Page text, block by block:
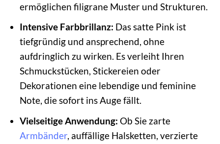
ermöglichen filigrane Muster und Strukturen.
Intensive Farbbrillanz: Das satte Pink ist
tiefgründig und ansprechend, ohne
aufdringlich zu wirken. Es verleiht Ihren
Schmuckstücken, Stickereien oder
Dekorationen eine lebendige und feminine
Note, die sofort ins Auge fällt.
Vielseitige Anwendung: Ob Sie zarte
Armbänder, auffällige Halsketten, verzierte